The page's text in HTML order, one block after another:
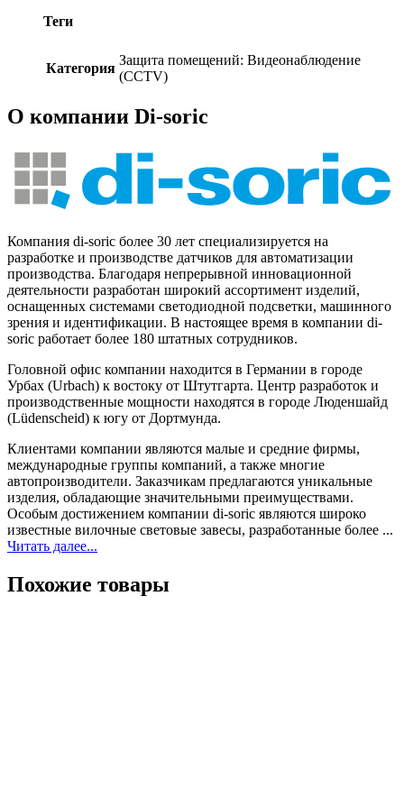
Теги
Категория
Защита помещений: Видеонаблюдение
(CCTV)
О компании Di-soric
Компания di-soric более 30 лет специализируется на
разработке и производстве датчиков для автоматизации
производства. Благодаря непрерывной инновационной
деятельности разработан широкий ассортимент изделий,
оснащенных системами светодиодной подсветки, машинного
зрения и идентификации. В настоящее время в компании di-
soric работает более 180 штатных сотрудников.
Головной офис компании находится в Германии в городе
Урбах (Urbach) к востоку от Штутгарта. Центр разработок и
производственные мощности находятся в городе Люденшайд
(Lüdenscheid) к югу от Дортмунда.
Клиентами компании являются малые и средние фирмы,
международные группы компаний, а также многие
автопроизводители. Заказчикам предлагаются уникальные
изделия, обладающие значительными преимуществами.
Особым достижением компании di-soric являются широко
известные вилочные световые завесы, разработанные более ...
Читать далее...
Похожие товары